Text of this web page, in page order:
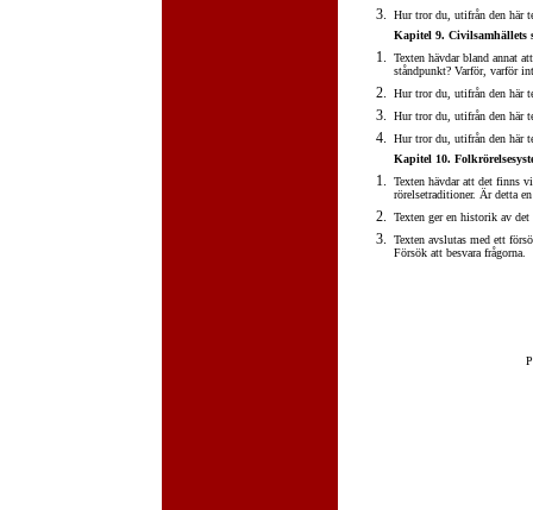
Hur tror du, utifrån den här
Kapitel 9. Civilsamhällets
Texten hävdar bland annat
ståndpunkt? Varför, varför
Hur tror du, utifrån den här
Hur tror du, utifrån den här
Hur tror du, utifrån den här
Kapitel 10.
Texten hävdar att det finns
rörelsetraditioner. Är detta
Texten ger en historik av det
Texten avslutas med ett
Försök att besvara frågorna.